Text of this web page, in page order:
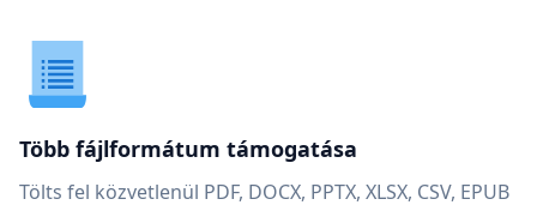
Több fájlformátum támogatása
Tölts fel közvetlenül PDF, DOCX, PPTX, XLSX, CSV, EPUB